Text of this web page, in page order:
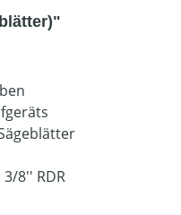
8'' RDR